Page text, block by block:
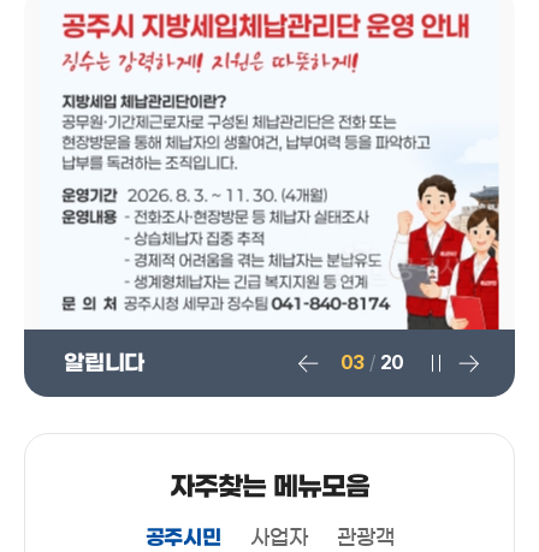
알립니다 03 / 20
자주찾는 메뉴모음
공주시민 사업자 관광객